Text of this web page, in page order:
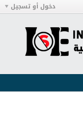
دخول أو تسجيل